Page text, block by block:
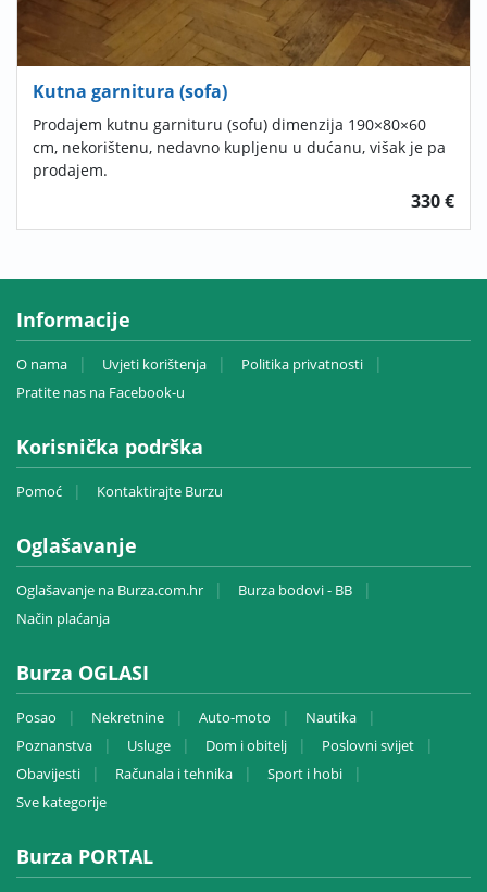
Kutna garnitura (sofa)
Prodajem kutnu garnituru (sofu) dimenzija 190×80×60
cm, nekorištenu, nedavno kupljenu u dućanu, višak je pa
prodajem.
330 €
Informacije
O nama Uvjeti korištenja
Politika privatnosti
Pratite nas na Facebook-u
Korisnička podrška
Pomoć Kontaktirajte Burzu
Oglašavanje
Oglašavanje na Burza.com.hr
Burza bodovi - BB
Način plaćanja
Burza OGLASI
Posao Nekretnine Auto-moto
Nautika
Poznanstva
Usluge Dom i obitelj
Poslovni svijet
Obavijesti
Računala i tehnika
Sport i hobi
Sve kategorije
Burza PORTAL